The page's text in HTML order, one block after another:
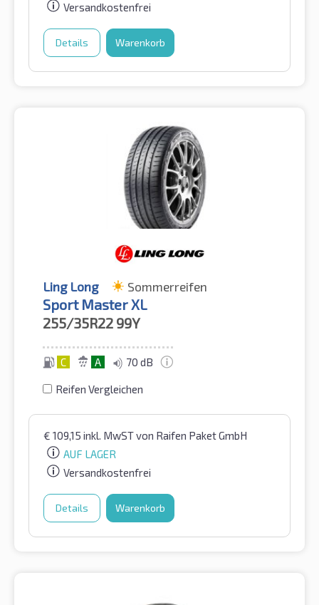
Versandkostenfrei
Details Warenkorb
Ling Long Sommerreifen
Sport Master XL
255/35R22 99Y
C A 70 dB
Reifen Vergleichen
€ 109,15 inkl. MwSTvon Raifen Paket GmbH
AUF LAGER
Versandkostenfrei
Details Warenkorb